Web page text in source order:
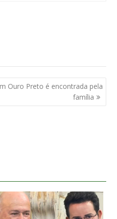
Ouro Preto é encontrada pela
família